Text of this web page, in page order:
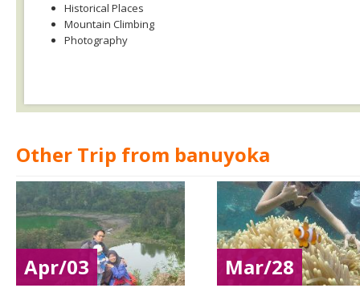
Historical Places
Mountain Climbing
Photography
Other Trip from banuyoka
Apr/03 Mar/28